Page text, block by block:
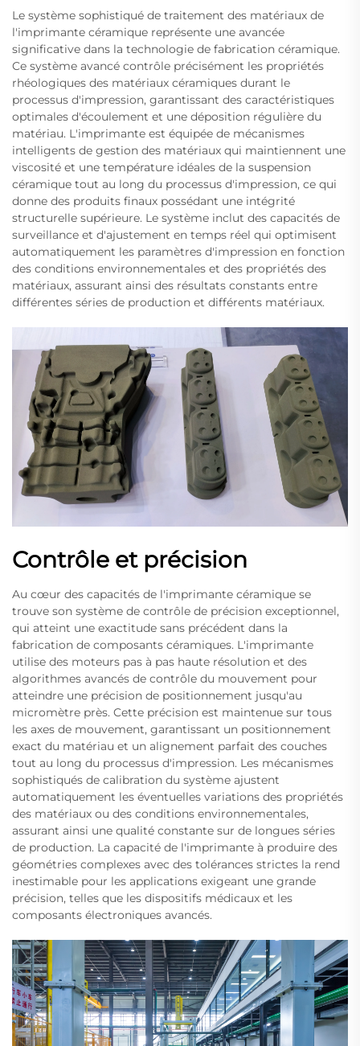
Le système sophistiqué de traitement des matériaux de
l'imprimante céramique représente une avancée
significative dans la technologie de fabrication céramique.
Ce système avancé contrôle précisément les propriétés
rhéologiques des matériaux céramiques durant le
processus d'impression, garantissant des caractéristiques
optimales d'écoulement et une déposition régulière du
matériau. L'imprimante est équipée de mécanismes
intelligents de gestion des matériaux qui maintiennent une
viscosité et une température idéales de la suspension
céramique tout au long du processus d'impression, ce qui
donne des produits finaux possédant une intégrité
structurelle supérieure. Le système inclut des capacités de
surveillance et d'ajustement en temps réel qui optimisent
automatiquement les paramètres d'impression en fonction
des conditions environnementales et des propriétés des
matériaux, assurant ainsi des résultats constants entre
différentes séries de production et différents matériaux.
Contrôle et précision
Au cœur des capacités de l'imprimante céramique se
trouve son système de contrôle de précision exceptionnel,
qui atteint une exactitude sans précédent dans la
fabrication de composants céramiques. L'imprimante
utilise des moteurs pas à pas haute résolution et des
algorithmes avancés de contrôle du mouvement pour
atteindre une précision de positionnement jusqu'au
micromètre près. Cette précision est maintenue sur tous
les axes de mouvement, garantissant un positionnement
exact du matériau et un alignement parfait des couches
tout au long du processus d'impression. Les mécanismes
sophistiqués de calibration du système ajustent
automatiquement les éventuelles variations des propriétés
des matériaux ou des conditions environnementales,
assurant ainsi une qualité constante sur de longues séries
de production. La capacité de l'imprimante à produire des
géométries complexes avec des tolérances strictes la rend
inestimable pour les applications exigeant une grande
précision, telles que les dispositifs médicaux et les
composants électroniques avancés.